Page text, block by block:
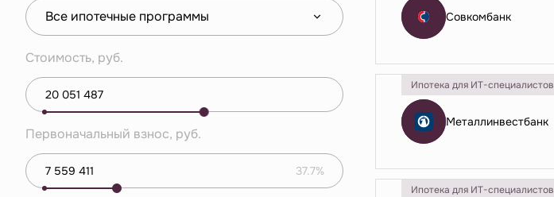
Все ипотечные программы
Стоимость, руб.
Первоначальный взнос, руб.
37.7%
Совкомбанк
Металлинвестбанк
Ипотека для ИТ-специалистов
Ипотека для ИТ-специалистов